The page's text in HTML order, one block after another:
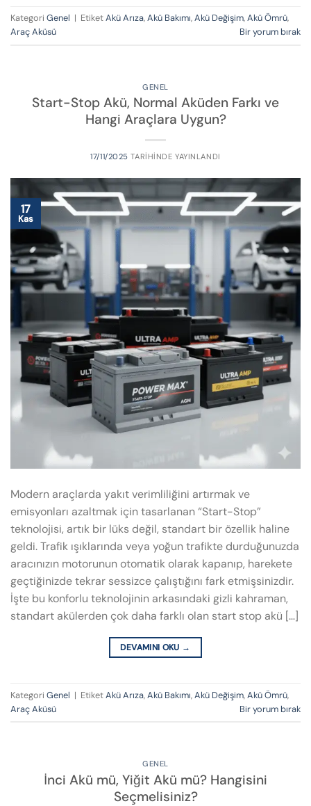
Kategori Genel | EtiketAkü Arıza,Akü Bakımı,Akü Değişim,Akü Ömrü,
Araç Aküsü
Bir yorum bırak
GENEL
Start-Stop Akü, Normal Aküden Farkı ve
Hangi Araçlara Uygun?
17/11/2025 TARIHINDE YAYINLANDI
17
Kas
Modern araçlarda yakıt verimliliğini artırmak ve
emisyonları azaltmak için tasarlanan “Start-Stop”
teknolojisi, artık bir lüks değil, standart bir özellik haline
geldi. Trafik ışıklarında veya yoğun trafikte durduğunuzda
aracınızın motorunun otomatik olarak kapanıp, harekete
geçtiğinizde tekrar sessizce çalıştığını fark etmişsinizdir.
İşte bu konforlu teknolojinin arkasındaki gizli kahraman,
standart akülerden çok daha farklı olan start stop akü […]
DEVAMINI OKU →
Kategori Genel | EtiketAkü Arıza,Akü Bakımı,Akü Değişim,Akü Ömrü,
Araç Aküsü
Bir yorum bırak
GENEL
İnci Akü mü, Yiğit Akü mü? Hangisini
Seçmelisiniz?